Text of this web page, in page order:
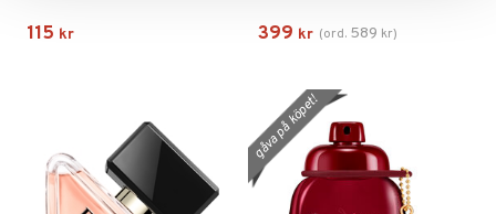
115 kr 399 kr (ord. 589 kr)
gåva på köpet!